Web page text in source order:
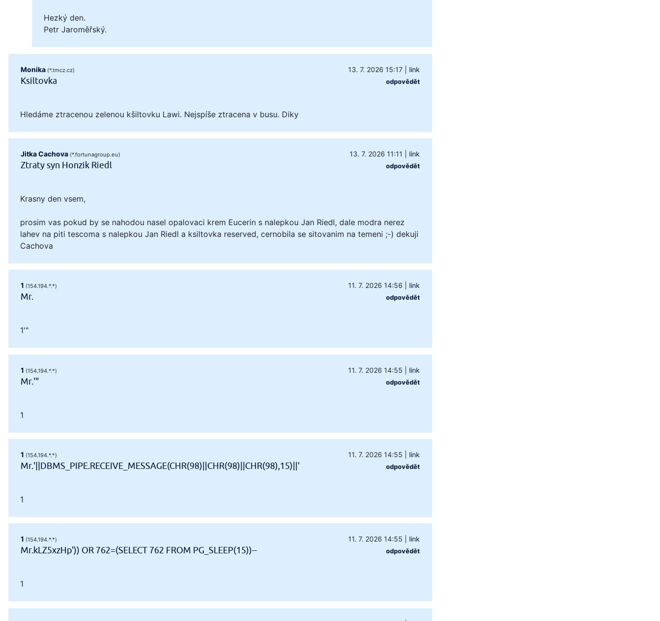
Hezký den.
Petr Jaroměřský.
Monika (*.tmcz.cz) 13. 7. 2026 15:17| link
Ksiltovka odpovědět
Hledáme ztracenou zelenou kšiltovku Lawi. Nejspíše ztracena v busu. Diky
Jitka Cachova (*.fortunagroup.eu) 13. 7. 2026 11:11 link
Ztraty syn Honzik Riedl odpovědět
Krasny den vsem,
prosim vas pokud by se nahodou nasel opalovaci krem Eucerin s nalepkou Jan Riedl, dale modra nerez
lahev na piti tescoma s nalepkou Jan Riedl a ksiltovka reserved, cernobila se sitovanim na temeni ;-) dekuji
Cachova
1 (154.194.*.*) 11. 7. 2026 14:56 link
Mr. odpovědět
1'"
1 (154.194.*.*) 11. 7. 2026 14:55 link
Mr.'" odpovědět
1
1 (154.194.*.*) 11. 7. 2026 14:55 link
Mr.'||DBMS_PIPE.RECEIVE_MESSAGE(CHR(98)||CHR(98)||CHR(98),15)||' odpovědět
1
1 (154.194.*.*) 11. 7. 2026 14:55 link
Mr.kLZ5xzHp')) OR 762=(SELECT 762 FROM PG_SLEEP(15))-- odpovědět
1